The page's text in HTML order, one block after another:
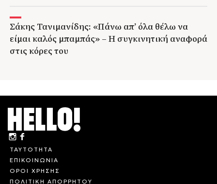
Σάκης Τανιμανίδης: «Πάνω απ’ όλα θέλω να
είμαι καλός μπαμπάς» – Η συγκινητική αναφορά
στις κόρες του
ΤΑΥΤΟΤΗΤΑ
ΕΠΙΚΟΙΝΩΝΙΑ
ΟΡΟΙ ΧΡΗΣΗΣ
ΠΟΛΙΤΙΚΗ ΑΠΟΡΡΗΤΟΥ